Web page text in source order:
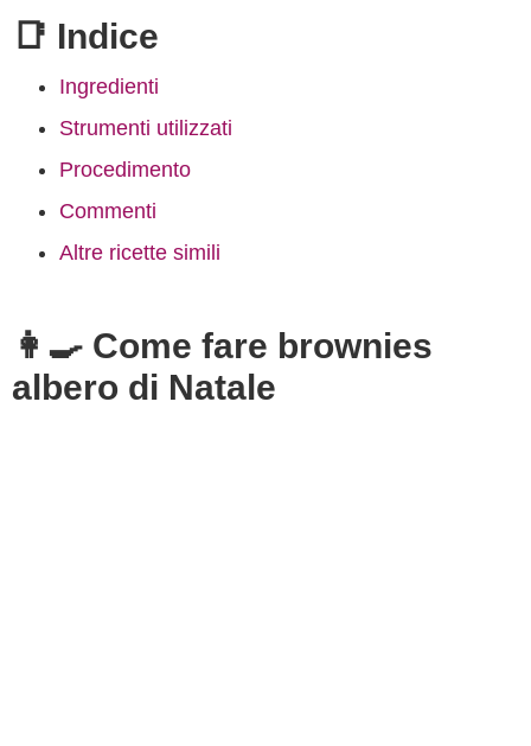
📑 Indice
Ingredienti
Strumenti utilizzati
Procedimento
Commenti
Altre ricette simili
👩‍🍳 Come fare brownies
albero di Natale